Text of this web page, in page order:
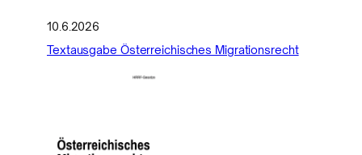
10.6.2026
Textausgabe Österreichisches Migrationsrecht